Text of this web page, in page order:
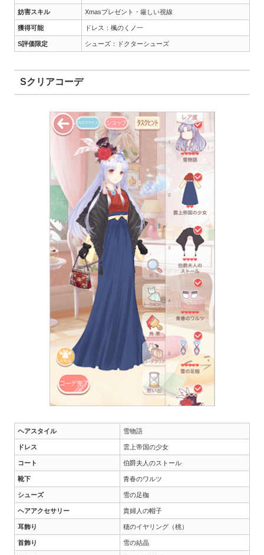
妨害スキル Xmasプレゼント・厳しい視線
獲得可能 ドレス：楓のくノ一
S評価限定 シューズ：ドクターシューズ
Sクリアコーデ
ヘアスタイル 雪物語
ドレス 雲上帝国の少女
コート 伯爵夫人のストール
靴下 青春のワルツ
シューズ 雪の足枷
ヘアアクセサリー 貴婦人の帽子
耳飾り 穂のイヤリング（桃）
首飾り 雪の結晶